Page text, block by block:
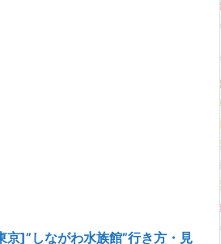
京]”しながわ水族館”行き方・見